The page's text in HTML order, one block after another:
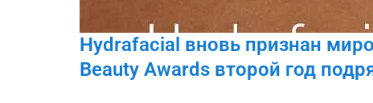
Hydrafacial вновь признан
Beauty Awards второй год